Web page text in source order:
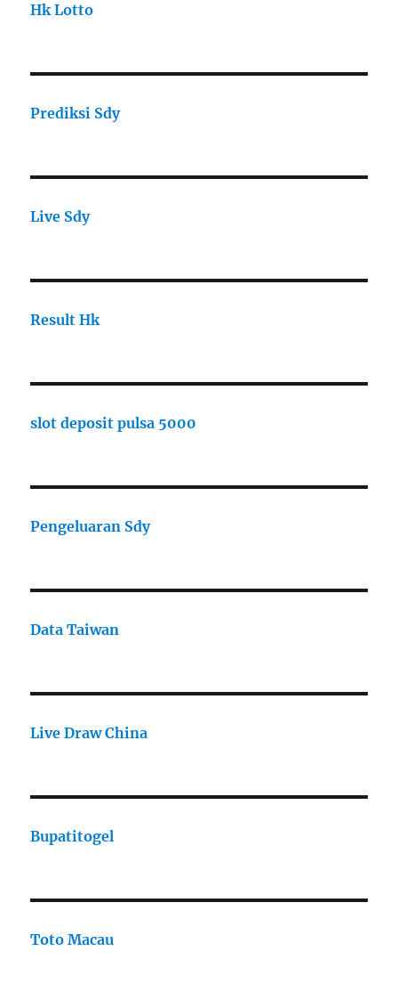
Hk Lotto
Prediksi Sdy
Live Sdy
Result Hk
slot deposit pulsa 5000
Pengeluaran Sdy
Data Taiwan
Live Draw China
Bupatitogel
Toto Macau